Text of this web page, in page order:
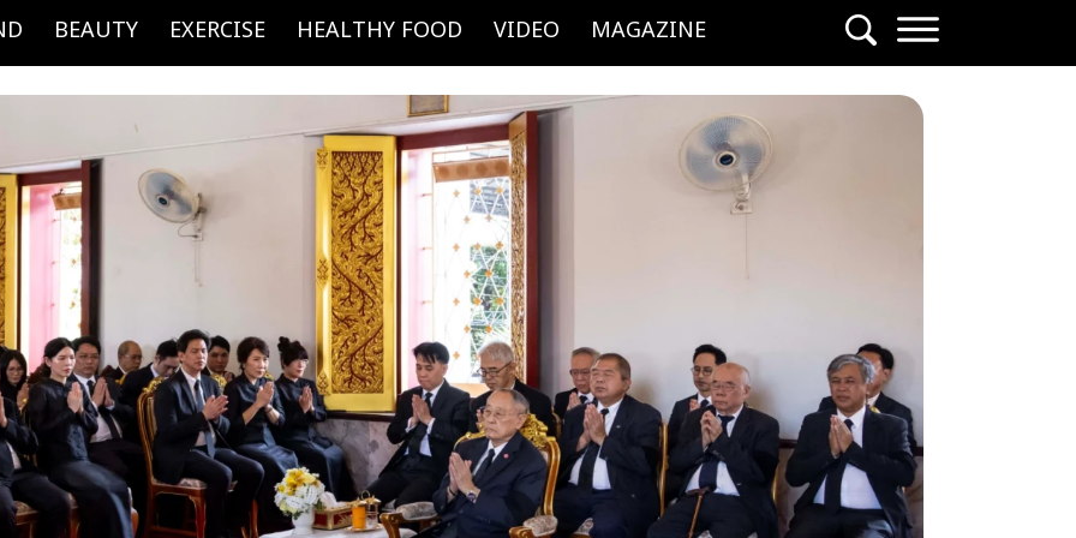
BEAUTY EXERCISE HEALTHY FOOD VIDEO MAGAZINE